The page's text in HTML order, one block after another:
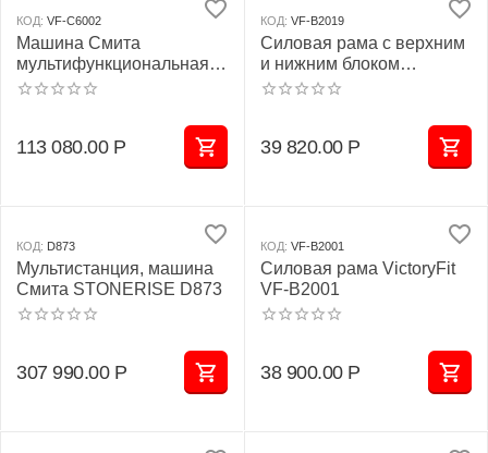
КОД: VF-С6002
Машина Смита
мультифункциональная
VictoryFit VF-С6002
113 080.00 Р
КОД: VF-B2019
Силовая рама c верхним
и нижним блоком
VictoryFit VF-B2019
39 820.00 Р
КОД: D873
Мультистанция, машина
Смита STONERISE D873
307 990.00 Р
КОД: VF-B2001
Силовая рама VictoryFit
VF-B2001
38 900.00 Р